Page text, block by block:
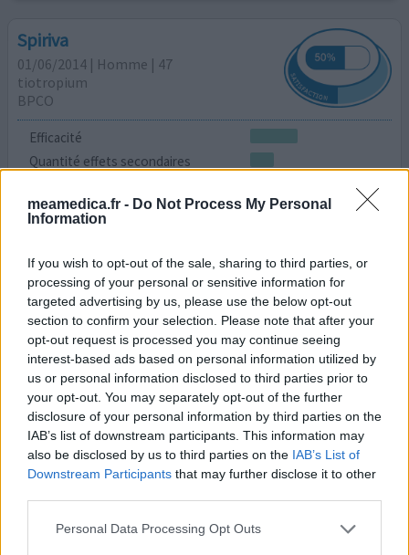
meamedica.fr - Do Not Process My Personal
Information
If you wish to opt-out of the sale, sharing to third parties, or
processing of your personal or sensitive information for
targeted advertising by us, please use the below opt-out
section to confirm your selection. Please note that after your
opt-out request is processed you may continue seeing
interest-based ads based on personal information utilized by
us or personal information disclosed to third parties prior to
your opt-out. You may separately opt-out of the further
disclosure of your personal information by third parties on the
IAB’s list of downstream participants. This information may
also be disclosed by us to third parties on the IAB’s List of
Downstream Participants that may further disclose it to other
Personal Data Processing Opt Outs
Spiriva
01/06/2014 | Homme | 47
tiotropium
BPCO
Efficacité
Quantité effets secondaires
la formule en gélule , moi je la déconseille . Maintenant je
viens de commencer Seebri mais alors là les brûlures
mieux !
votre avis 0 réactions
Spiriva
09/02/2013 | Femme | 60
tiotropium
BPCO
Efficacité
je prends 1 x 18 de spiriva et avec 200 m ventoline diskus.